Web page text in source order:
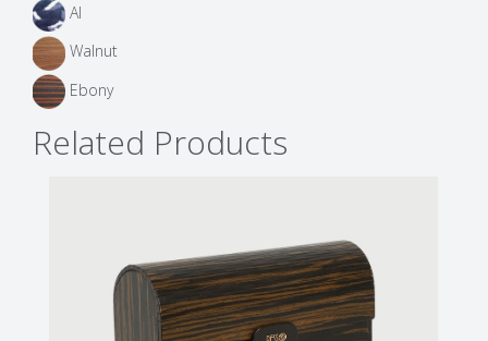
AI
Walnut
Ebony
Related Products